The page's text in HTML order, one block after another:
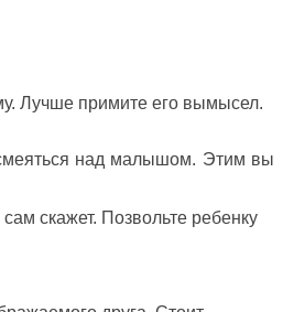
Лучше примите его вымысел.
над малышом. Этим вы
скажет. Позвольте ребенку